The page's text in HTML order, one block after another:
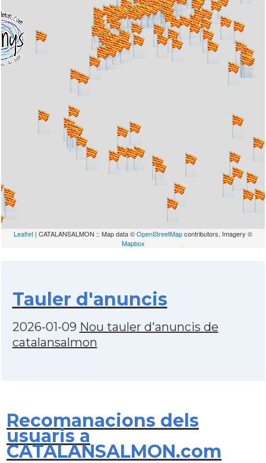
Leaflet | CATALANSALMON :: Map data ©OpenStreetMapcontributors, Imagery ©
Mapbox
Tauler d'anuncis
2026-01-09 Nou tauler d'anuncis de
catalansalmon
Recomanacions dels
usuaris a
CATALANSALMON.com